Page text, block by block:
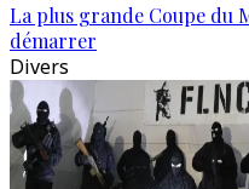
La plus grande Coupe du
démarrer
Divers